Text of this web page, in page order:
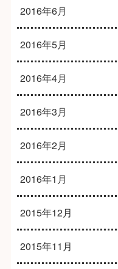
2016年6月
2016年5月
2016年4月
2016年3月
2016年2月
2016年1月
2015年12月
2015年11月